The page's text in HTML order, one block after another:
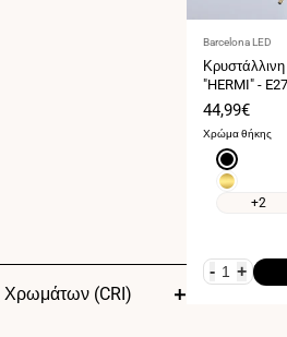
Προμηθευτής:
Barcelona LED
"HERMI" - E27
Τιμή
πώλησης
44,99€
Χρώμα θήκης
Μαύρο
Χρυσό
+2
- +
Χρωμάτων (CRI)